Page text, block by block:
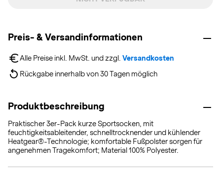
Preis- & Versandinformationen
Alle Preise inkl. MwSt. und zzgl. Versandkosten
Rückgabe innerhalb von 30 Tagen möglich
Produktbeschreibung
Praktischer 3er-Pack kurze Sportsocken, mit
feuchtigkeitsableitender, schnelltrocknender und kühlender
Heatgear®-Technologie; komfortable Fußpolster sorgen für
angenehmen Tragekomfort; Material 100% Polyester.